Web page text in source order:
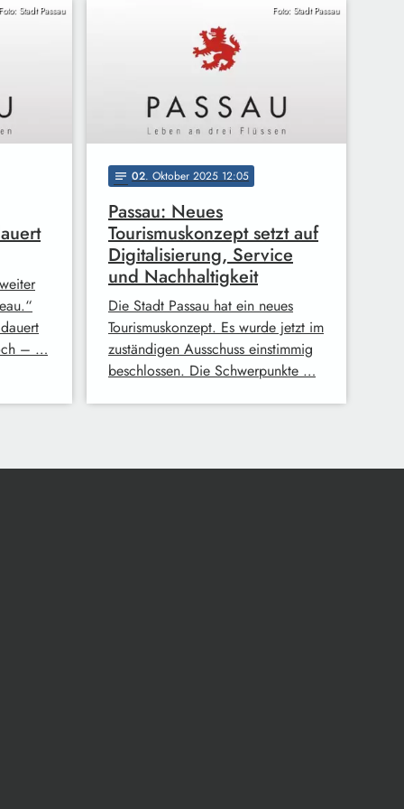
Foto: Stadt Passau
– …
Foto: Stadt Passau
notes 02. Oktober 2025 12:05
Passau: Neues
Tourismuskonzept setzt auf
Digitalisierung, Service
und Nachhaltigkeit
Die Stadt Passau hat ein neues
Tourismuskonzept. Es wurde jetzt im
zuständigen Ausschuss einstimmig
beschlossen. Die Schwerpunkte …